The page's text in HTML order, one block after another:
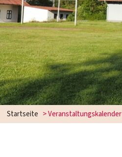
Startseite > Veranstaltungskalender